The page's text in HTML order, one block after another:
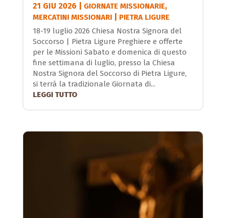
21 GIU 2026 GIORNATE MISSIONARIE,
MERCATINI MISSIONARI| PIETRA LIGURE
18-19 luglio 2026 Chiesa Nostra Signora del
Soccorso | Pietra Ligure Preghiere e offerte
per le Missioni Sabato e domenica di questo
fine settimana di luglio, presso la Chiesa
Nostra Signora del Soccorso di Pietra Ligure,
si terrà la tradizionale Giornata di...
LEGGI TUTTO